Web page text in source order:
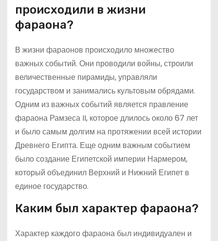
происходили в жизни
фараона?
В жизни фараонов происходило множество
важных событий. Они проводили войны, строили
величественные пирамиды, управляли
государством и занимались культовым обрядами.
Одним из важных событий является правление
фараона Рамзеса II, которое длилось около 67 лет
и было самым долгим на протяжении всей истории
Древнего Египта. Еще одним важным событием
было создание Египетской империи Нармером,
который объединил Верхний и Нижний Египет в
единое государство.
Каким был характер фараона?
Характер каждого фараона был индивидуален и